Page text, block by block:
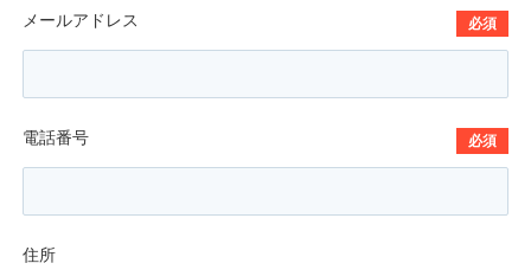
メールアドレス 必須
電話番号 必須
住所